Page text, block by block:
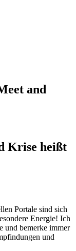
and
Krise heißt
Portale sind sich
Energie! Ich
und bemerke immer
und